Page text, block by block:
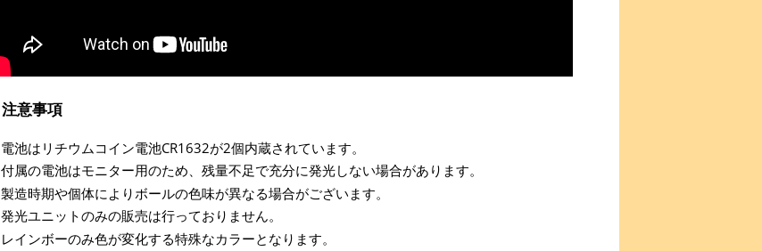
注意事項
電池はリチウムコイン電池CR1632が2個内蔵されています。
付属の電池はモニター用のため、残量不足で充分に発光しない場合があります。
製造時期や個体によりボールの色味が異なる場合がございます。
発光ユニットのみの販売は行っておりません。
レインボーのみ色が変化する特殊なカラーとなります。